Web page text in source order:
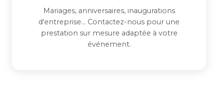
Mariages, anniversaires, inaugurations
d'entreprise... Contactez-nous pour une
prestation sur mesure adaptée à votre
événement.